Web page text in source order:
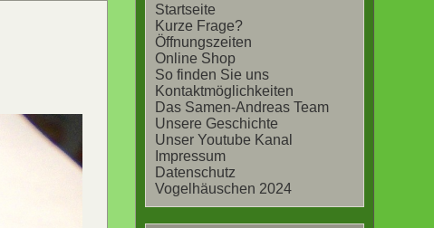
Startseite
Kurze Frage?
Öffnungszeiten
Online Shop
So finden Sie uns
Kontaktmöglichkeiten
Das Samen-Andreas Team
Unsere Geschichte
Unser Youtube Kanal
Impressum
Datenschutz
Vogelhäuschen 2024